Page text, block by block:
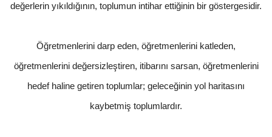
değerlerin yıkıldığının, toplumun intihar ettiğinin bir göstergesidir.
Öğretmenlerini darp eden, öğretmenlerini katleden,
öğretmenlerini değersizleştiren, itibarını sarsan, öğretmenlerini
hedef haline getiren toplumlar; geleceğinin yol haritasını
kaybetmiş toplumlardır.